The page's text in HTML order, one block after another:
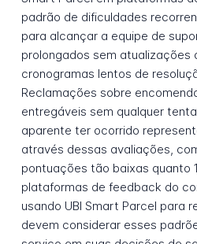
padrão de dificuldades
para alcançar a equipe de
prolongados sem atualizações
cronogramas lentos de
Reclamações sobre
entregáveis sem qualquer
aparente ter ocorrido
através dessas avaliações,
pontuações tão baixas quanto
plataformas de feedback do
usando UBI Smart Parcel para
devem considerar esses